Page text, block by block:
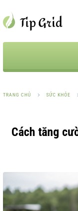
TRANG CHỦ SỨC KHỎE
Cách tăng